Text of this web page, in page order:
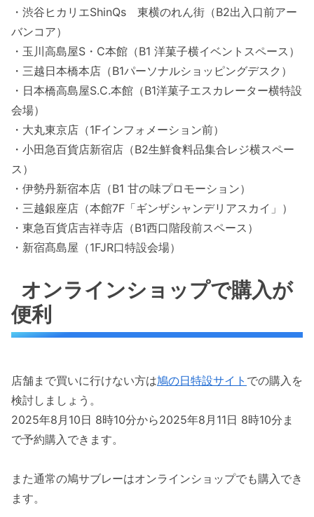
・渋谷ヒカリエShinQs 東横のれん街（B2出入口前アー
バンコア）
・玉川高島屋S・C本館（B1 洋菓子横イベントスペース）
・三越日本橋本店（B1パーソナルショッピングデスク）
・日本橋高島屋S.C.本館（B1洋菓子エスカレーター横特設
会場）
・大丸東京店（1Fインフォメーション前）
・小田急百貨店新宿店（B2生鮮食料品集合レジ横スペー
ス）
・伊勢丹新宿本店（B1 甘の味プロモーション）
・三越銀座店（本館7F「ギンザシャンデリアスカイ」）
・東急百貨店吉祥寺店（B1西口階段前スペース）
・新宿髙島屋（1FJR口特設会場）
オンラインショップで購入が
便利
店舗まで買いに行けない方は鳩の日特設サイト での購入を
検討しましょう。
2025年8月10日 8時10分から2025年8月11日 8時10分ま
で予約購入できます。
また通常の鳩サブレーはオンラインショップでも購入でき
ます。